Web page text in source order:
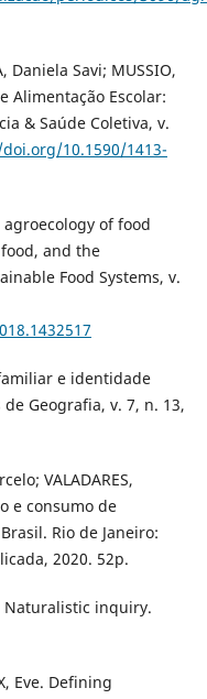
Daniela Savi; MUSSIO,
Alimentação Escolar:
& Saúde Coletiva, v.
10.1590/1413-
agroecology of food
and the
Food Systems, v.
e identidade
Geografia, v. 7, n. 13,
VALADARES,
e consumo de
Rio de Janeiro:
2020. 52p.
Naturalistic inquiry.
Eve. Defining